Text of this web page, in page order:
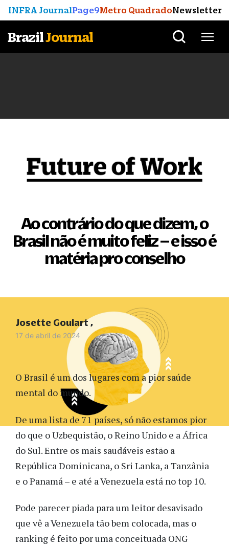
INFRA JournalPage9Metro QuadradoNewsletter
BrazilJournal
Ao contrário do que dizem, o
Brasil não é muito feliz – e isso é
matéria pro conselho
17 de abril de 2024
O Brasil é um dos lugares com a pior saúde
mental do mundo.
De uma lista de 71 países, só não estamos pior
do que o Uzbequistão, o Reino Unido e a África
do Sul. Entre os mais saudáveis estão a
República Dominicana, o Sri Lanka, a Tanzânia
e o Panamá – e até a Venezuela está no top 10.
Pode parecer piada para um leitor desavisado
que vê a Venezuela tão bem colocada, mas o
ranking é feito por uma conceituada ONG
Josette Goulart